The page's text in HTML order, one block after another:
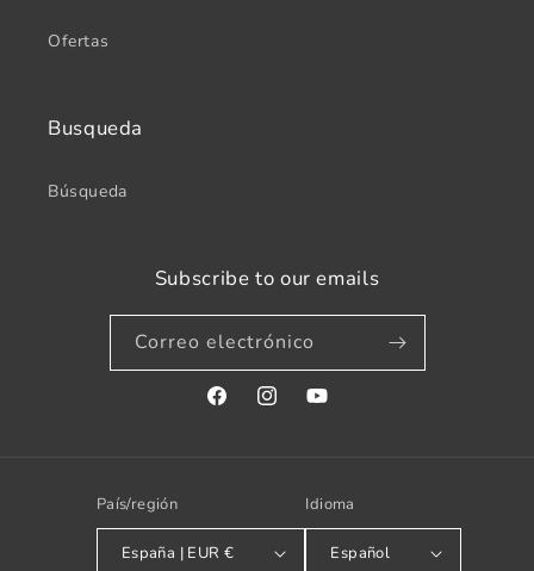
Ofertas
Busqueda
Búsqueda
Subscribe to our emails
Correo electrónico
FacebookInstagramYouTube
País/región
España | EUR €
Idioma
Español